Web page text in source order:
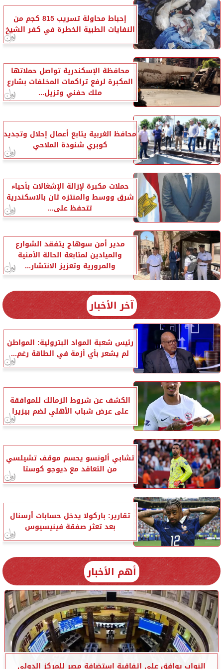
إحباط محاولة تسريب 815 كجم من
النفايات الطبية الخطرة في كفر الشيخ
محافظة الإسكندرية تواصل حملاتها
المكبرة لرفع تراكمات المخلفات بشارع
ملك حفني وتزيل...
محافظ الغربية يتابع أعمال إحلال وتجديد
كوبري شنودة الملاحي
حملات مكبرة لإزالة الإشغالات بأحياء
شرق ووسط والمنتزه ثان بالاسكندرية
تتحفظ على...
مدير أمن سوهاج يتفقد الشوارع
والميادين لمتابعة الحالة الأمنية
والمرورية وتعزيز الانتشار...
آخر الأخبار
رئيس شعبة المواد البترولية: المواطن
لم يشعر بأي أزمة في الطاقة رغم...
الكشف عن شروط الزمالك للموافقة
على عرض شباب الأهلي لضم بيزيرا
تشابي ألونسو يحسم موقف تشيلسي
من التعاقد مع ديوجو كوستا
تقارير: باركولا يدخل حسابات أرسنال
بعد تعثر صفقة فينيسيوس
أهم الأخبار
النواب يوافق على اتفاقية استضافة مصر للمركز الدولي